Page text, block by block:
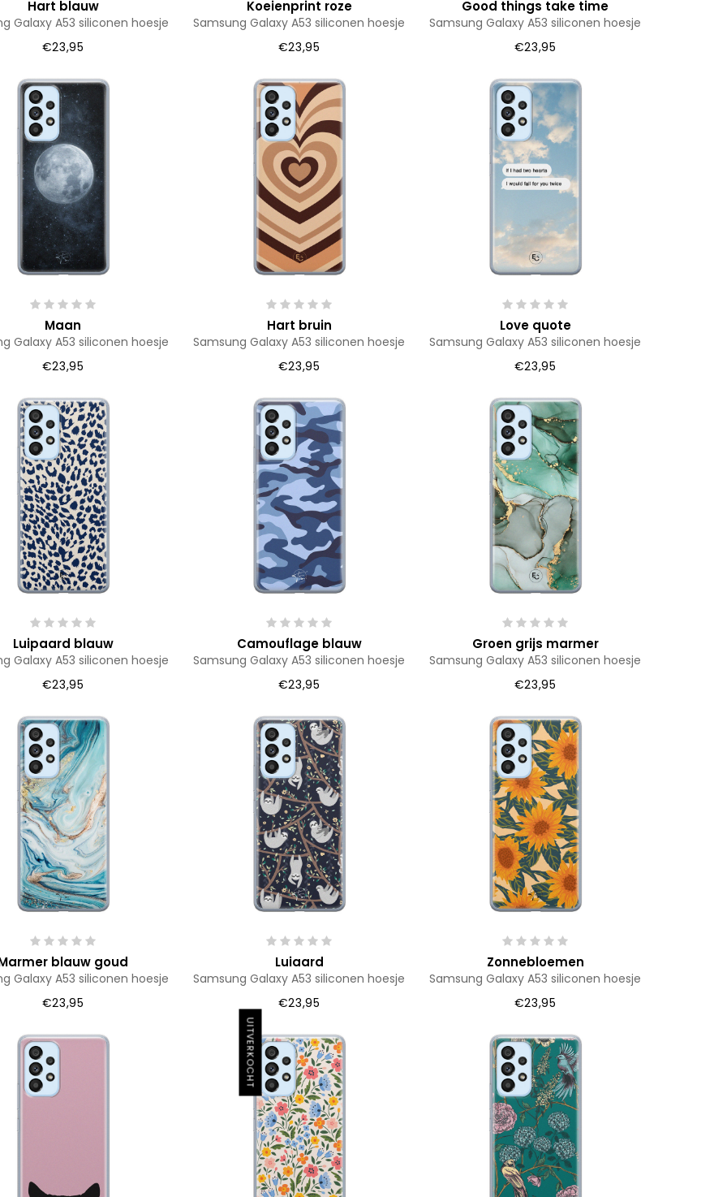
Hart blauw
Galaxy A53 siliconen hoesje
€23,95
Koeienprint roze
Samsung Galaxy A53 siliconen hoesje
€23,95
Good things take time
Samsung Galaxy A53 siliconen hoesje
€23,95
Maan
Galaxy A53 siliconen hoesje
€23,95
Hart bruin
Samsung Galaxy A53 siliconen hoesje
€23,95
Love quote
Samsung Galaxy A53 siliconen hoesje
€23,95
Luipaard blauw
Galaxy A53 siliconen hoesje
€23,95
Camouflage blauw
Samsung Galaxy A53 siliconen hoesje
€23,95
Groen grijs marmer
Samsung Galaxy A53 siliconen hoesje
€23,95
blauw goud
Galaxy A53 siliconen hoesje
€23,95
Luiaard
Samsung Galaxy A53 siliconen hoesje
€23,95
Zonnebloemen
Samsung Galaxy A53 siliconen hoesje
€23,95
UITVERKOCHT